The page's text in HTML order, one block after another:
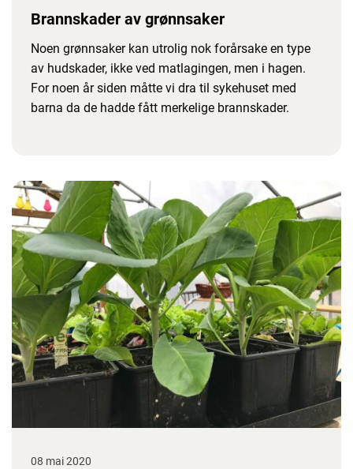
Brannskader av grønnsaker
Noen grønnsaker kan utrolig nok forårsake en type
av hudskader, ikke ved matlagingen, men i hagen.
For noen år siden måtte vi dra til sykehuset med
barna da de hadde fått merkelige brannskader.
08 mai 2020